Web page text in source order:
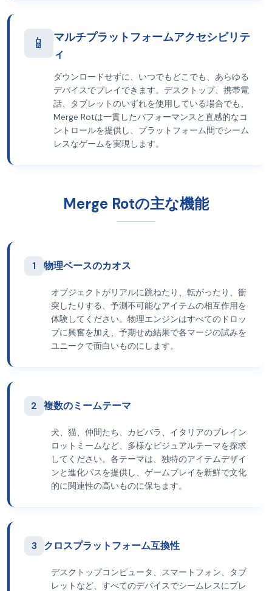
📱
マルチプラットフォームアクセシビリテ
ィ
ダウンロードせずに、いつでもどこでも、あらゆる
デバイスでプレイできます。デスクトップ、携帯電
話、タブレットのいずれを使用している場合でも、
Merge Rotは一貫したパフォーマンスと直感的なコ
ントロールを提供し、プラットフォーム間でシーム
レスなゲームを実現します。
Merge Rotの主な機能
1 物理ベースのカオス
オブジェクトがリアルに跳ねたり、転がったり、衝
突したりする、予測不可能なアイテムの相互作用を
体験してください。物理エンジンはすべてのドロッ
プに興奮を加え、予期せぬ結果で各マージの試みを
ユニークで面白いものにします。
2 複数のミームテーマ
犬、猫、仲間たち、カピバラ、イタリアのブレイン
ロットミームなど、多様なビジュアルテーマを探求
してください。各テーマは、独特のアイテムデザイ
ンと進化パスを提供し、ゲームプレイを新鮮で文化
的に関連性の高いものに保ちます。
3 クロスプラットフォーム互換性
デスクトップコンピュータ、スマートフォン、タブ
レットなど、すべてのデバイスでシームレスにプレ